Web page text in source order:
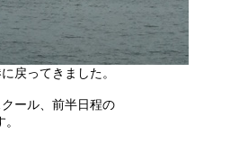
戻ってきました。
ール、前半日程の